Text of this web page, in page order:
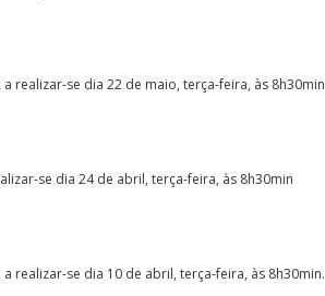
realizar-se dia 22 de maio, terça-feira, às 8h30min
se dia 24 de abril, terça-feira, às 8h30min
realizar-se dia 10 de abril, terça-feira, às 8h30min.